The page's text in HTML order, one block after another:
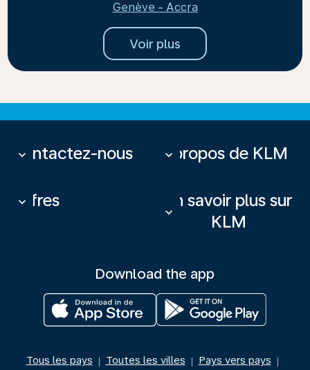
Genève - Accra
Voir plus
Contactez-nous
keyboard_arrow_down À propos de KLM
keyboard_arrow_down
Offres
keyboard_arrow_down
En savoir plus sur
KLM
keyboard_arrow_down
Download the app
Tous les pays | Toutes les villes | Pays vers pays |